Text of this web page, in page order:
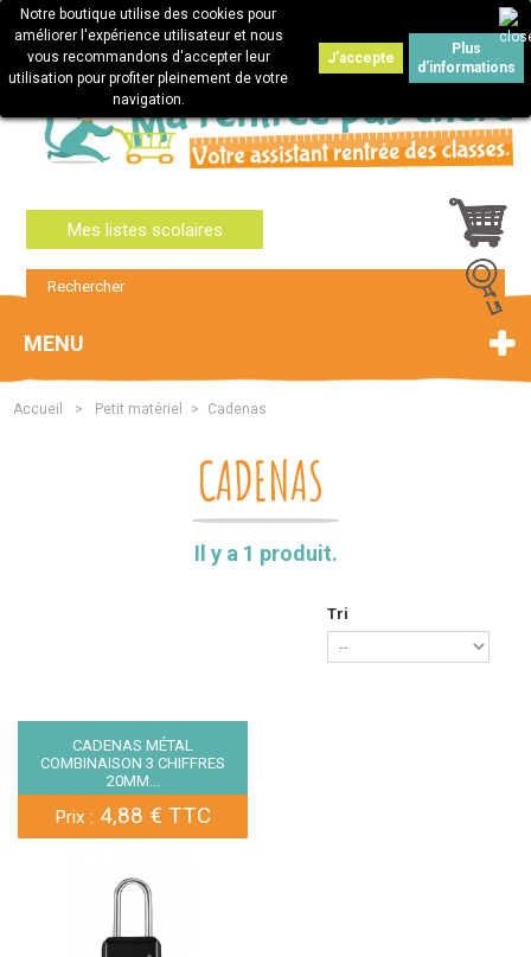
Connexion
Mes listes scolaires
Notre boutique utilise des cookies pour
améliorer l'expérience utilisateur et nous
vous recommandons d'accepter leur
utilisation pour profiter pleinement de votre
navigation.
J'accepte
Plus
d'informations
MENU
Accueil > Petit matériel > Cadenas
CADENAS
Il y a 1 produit.
Tri
CADENAS MÉTAL
COMBINAISON 3 CHIFFRES
20MM...
Prix : 4,88 € TTC